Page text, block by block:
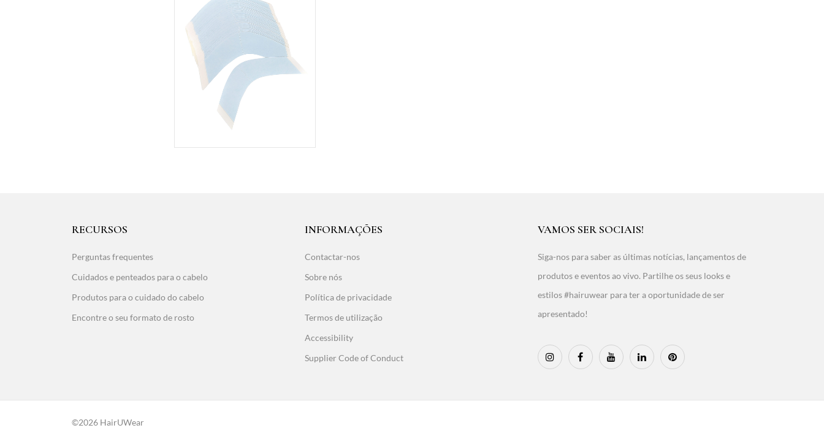
RECURSOS
Perguntas frequentes
Cuidados e penteados para o cabelo
Produtos para o cuidado do cabelo
Encontre o seu formato de rosto
INFORMAÇÕES
Contactar-nos
Sobre nós
Política de privacidade
Termos de utilização
Accessibility
Supplier Code of Conduct
VAMOS SER SOCIAIS!
Siga-nos para saber as últimas notícias, lançamentos de
produtos e eventos ao vivo. Partilhe os seus looks e
estilos #hairuwear para ter a oportunidade de ser
apresentado!
©2026 HairUWear